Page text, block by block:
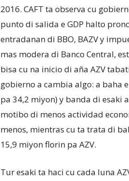
2016. CAFT ta observa cu
punto di salida e GDP halto
entradanan di BBO, BAZV y
mas modera di Banco Central,
bisa cu na inicio di aña AZV
gobierno a cambia algo: a baha
pa 34,2 miyon) y banda di esaki
motibo di menos actividad
menos, mientras cu ta trata di
15,9 miyon florin pa AZV.
Tur esaki ta haci cu cada luna